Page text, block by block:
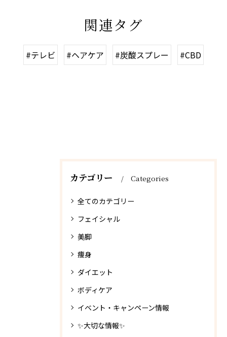
関連タグ
#テレビ #ヘアケア #炭酸スプレー #CBD
カテゴリー Categories
全てのカテゴリー
フェイシャル
美脚
痩身
ダイエット
ボディケア
イベント・キャンペーン情報
✨大切な情報✨